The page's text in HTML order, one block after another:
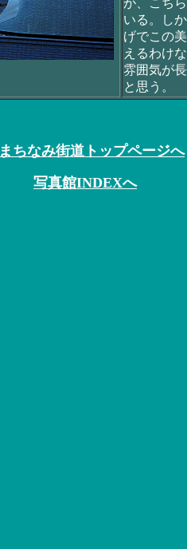
が、こち
いる。し
げでこの
えるわけ
雰囲気が
と思う。
まちなみ街道トップページへ
写真館INDEXへ